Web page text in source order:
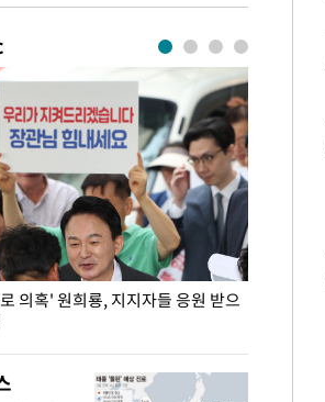
의혹' 원희룡, 지지자들 응원 받으